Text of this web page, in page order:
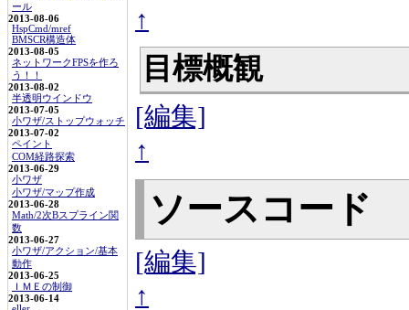
ール
2013-08-06
HspCmd/mref
BMSCR構造体
2013-08-05
ネットワークFPSを作ろ
う！！
2013-08-02
半透明ウインドウ
2013-07-05
小ワザ/ストップウォッチ
2013-07-02
ペイント
COM経路探索
2013-06-29
小ワザ
小ワザ/マップ作成
2013-06-28
Math/2次Bスプライン関
数
2013-06-27
小ワザ/アクション/基本
動作
2013-06-25
ＩＭＥの制御
2013-06-14
↑
目標概観
[編集]
↑
ソースコード
[編集]
↑